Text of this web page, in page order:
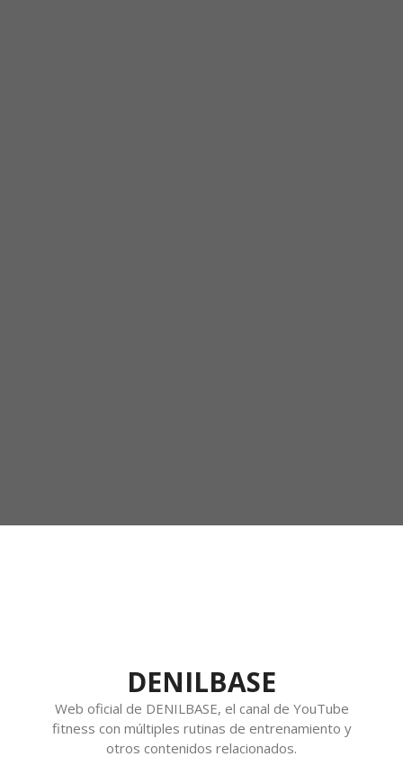
DENILBASE
Web oficial de DENILBASE, el canal de YouTube
fitness con múltiples rutinas de entrenamiento y
otros contenidos relacionados.